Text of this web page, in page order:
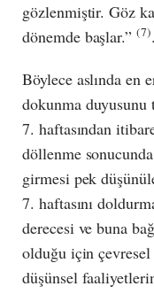
gözlenmiştir. Göz
dönemde başlar.”(7).
Böylece aslında en
dokunma duyusunu
7. haftasından
döllenme
girmesi pek
7. haftasını
derecesi ve buna
olduğu için çevresel
düşünsel